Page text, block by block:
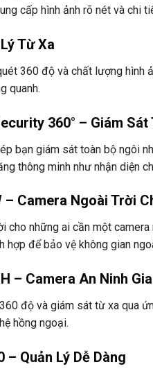
cấp hình ảnh rõ nét và chi
Từ Xa
360 độ và chất lượng hình
quanh.
360° – Giám Sát
bạn giám sát toàn bộ ngôi
thông minh như nhận diện
– Camera Ngoài Trời
cho những ai cần một
hợp để bảo vệ không gian
– Camera An Ninh
độ và giám sát từ xa qua
hồng ngoại.
– Quản Lý Dễ Dàng